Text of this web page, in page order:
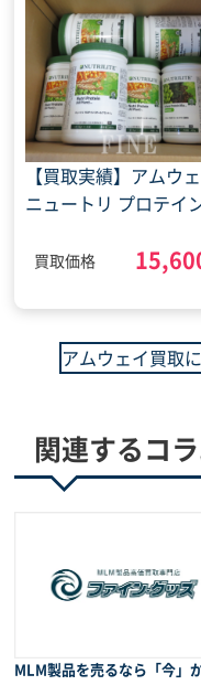
【買取実績】アムウ
ニュートリ プロテイ
(2022年1月29日)
買取価格
アムウェイ買取
関連するコ
MLM製品を売るなら「今」